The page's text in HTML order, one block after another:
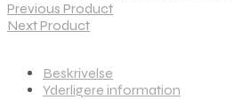
Previous Product
Next Product
Beskrivelse
Yderligere information